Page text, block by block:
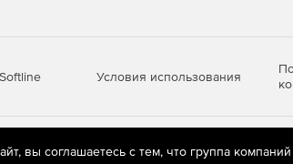
Условия использования
технологии(информационные
вы соглашаетесь с тем, что группа